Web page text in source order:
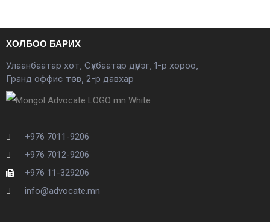
ХОЛБОО БАРИХ
Улаанбаатар хот, Сүхбаатар дүүрэг, 1-р хороо,
Гранд оффис төв, 2-р давхар
+976 7011-9206
+976 7012-9206
+976 11-329206
info@advocate.mn